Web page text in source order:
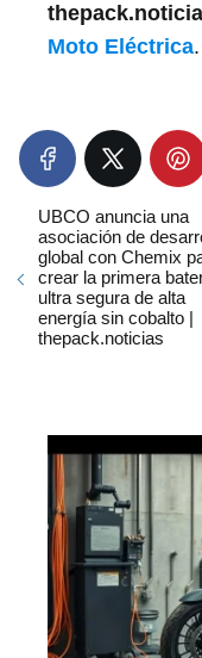
Moto Eléctrica.
UBCO anuncia una
asociación de
global con Chemix
crear la primera
ultra segura de alta
energía sin cobalto |
thepack.noticias